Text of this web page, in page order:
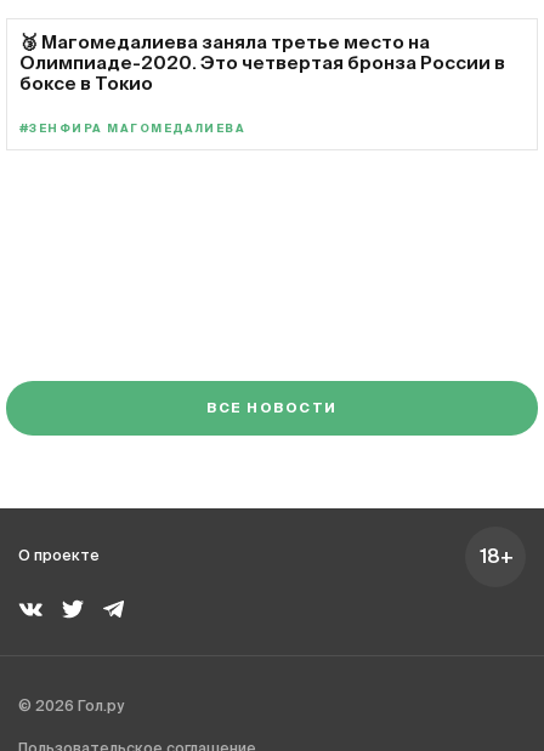
🥉 Магомедалиева заняла третье место на
Олимпиаде-2020. Это четвертая бронза России в
боксе в Токио
#ЗЕНФИРА МАГОМЕДАЛИЕВА
ВСЕ НОВОСТИ
О проекте 18+
© 2026 Гол.ру